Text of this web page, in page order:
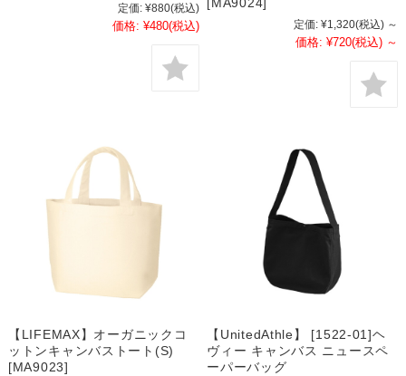
定価: ¥880(税込)
価格: ¥480(税込) 定価: ¥1,320(税込) ～
価格: ¥720(税込) ～
【LIFEMAX】オーガニックコ
ットンキャンバストート(S)
[MA9023]
【UnitedAthle】 [1522-01]ヘ
ヴィー キャンバス ニュースペ
ーパーバッグ